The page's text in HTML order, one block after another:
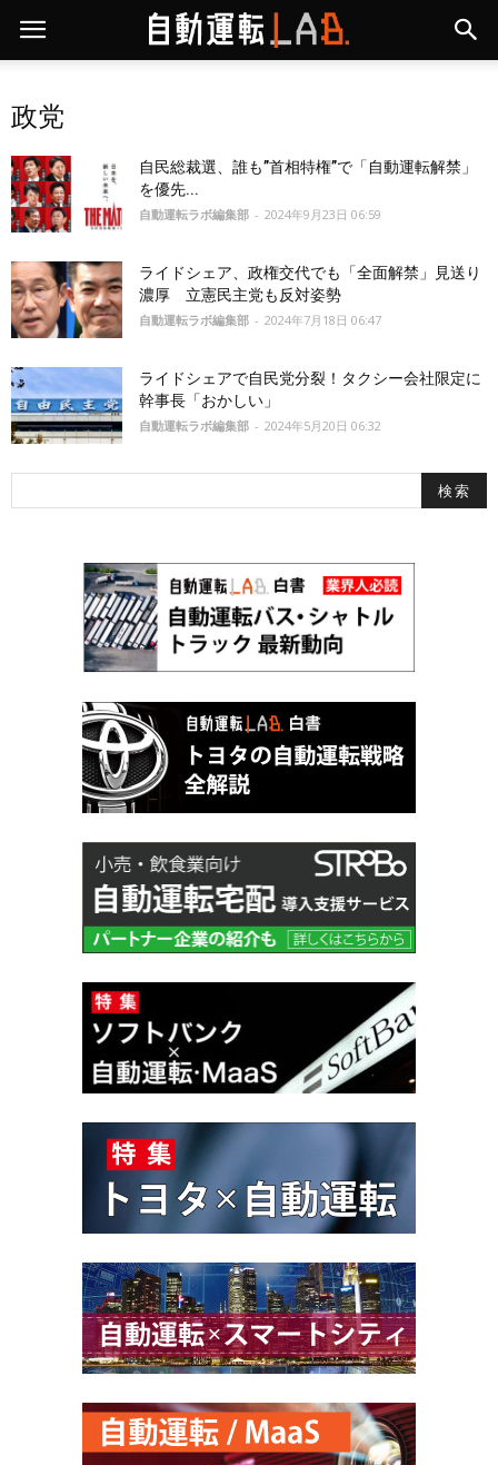
政党
自民総裁選、誰も”首相特権”で「自動運転解禁」
を優先...
自動運転ラボ編集部 - 2024年9月23日 06:59
ライドシェア、政権交代でも「全面解禁」見送り
濃厚 立憲民主党も反対姿勢
自動運転ラボ編集部 - 2024年7月18日 06:47
ライドシェアで自民党分裂！タクシー会社限定に
幹事長「おかしい」
自動運転ラボ編集部 - 2024年5月20日 06:32